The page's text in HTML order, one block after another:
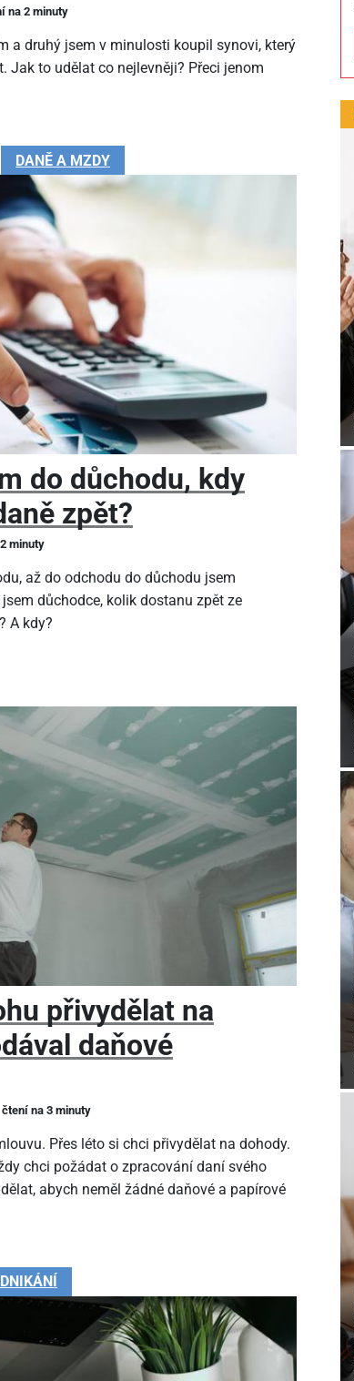
na 2 minuty
a druhý jsem v minulosti koupil synovi, který
Jak to udělat co nejlevněji? Přeci jenom
DANĚ A MZDY
do důchodu, kdy
zpět?
minuty
až do odchodu do důchodu jsem
důchodce, kolik dostanu zpět ze
A kdy?
přivydělat na
daňové
čtení na 3 minuty
Přes léto si chci přivydělat na dohody.
chci požádat o zpracování daní svého
abych neměl žádné daňové a papírové